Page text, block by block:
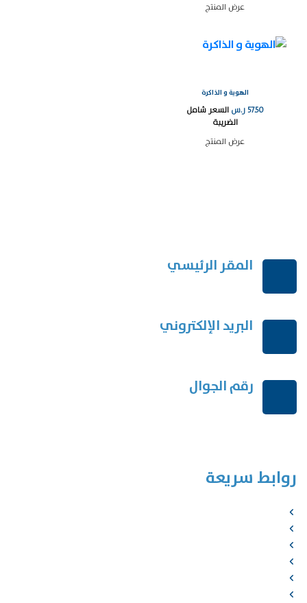
عرض المنتج
الهوية و الذاكرة
57.50ر.س السعر شامل
الضريبة
عرض المنتج
المقر الرئيسي
البريد الإلكتروني
رقم الجوال
روابط سريعة